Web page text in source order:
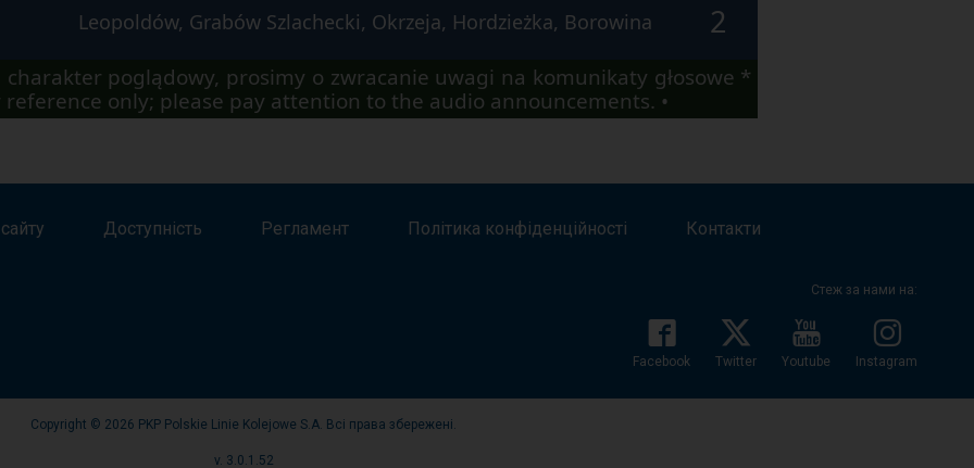
Leopoldów, Grabów Szlachecki, Okrzeja, Hordzieżka, Borowina 2
charakter poglądowy, prosimy o zwracanie uwagi na komunikaty głosowe *
only; please pay attention to the audio announcements. •
Доступність Регламент Політика конфіденційності Контакти
Стеж за нами на:
Facebook Twitter Youtube Instagram
Copyright © 2026 PKP Polskie Linie Kolejowe S.A. Всі права збережені.
v. 3.0.1.52